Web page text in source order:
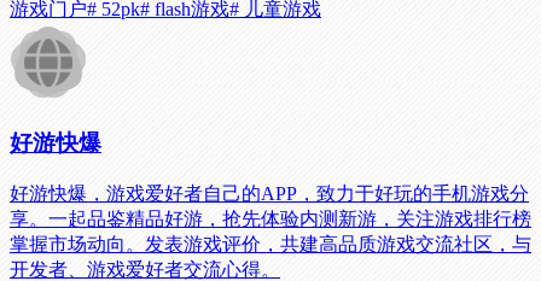
游戏门户# 52pk# flash游戏# 儿童游戏
好游快爆
好游快爆，游戏爱好者自己的APP，致力于好玩的手机游戏分
享。一起品鉴精品好游，抢先体验内测新游，关注游戏排行榜
掌握市场动向。发表游戏评价，共建高品质游戏交流社区，与
开发者、游戏爱好者交流心得。